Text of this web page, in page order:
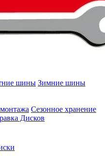
шины Зимние шины
Сезонное хранение
Дисков